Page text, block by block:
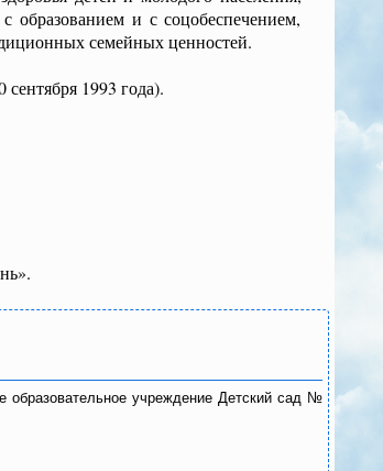
образованием и с соцобеспечением,
семейных ценностей.
1993 года).
образовательное учреждение Детский сад №